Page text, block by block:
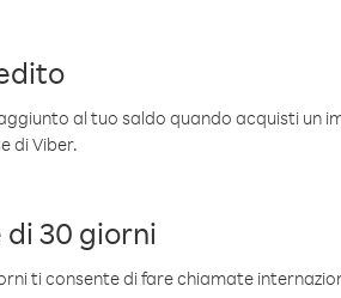
al tuo saldo quando acquisti un
di Viber.
30 giorni
ti consente di fare chiamate